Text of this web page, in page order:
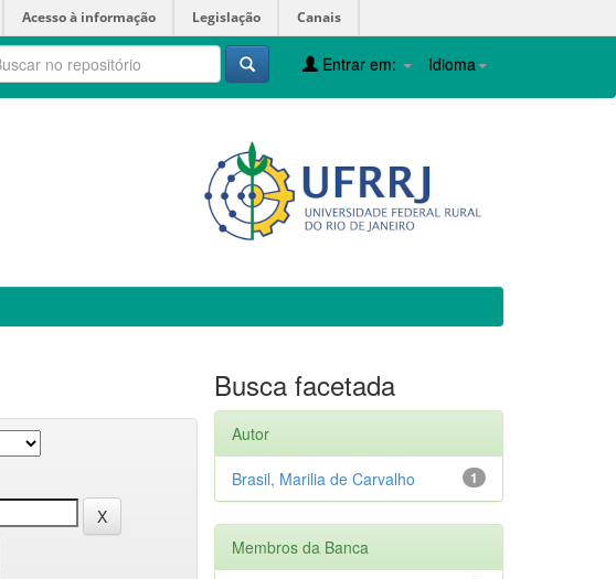
Acesso à informação Legislação Canais
Idioma
Entrar em:
Busca facetada
Autor
1
Brasil, Marilia de Carvalho
Membros da Banca